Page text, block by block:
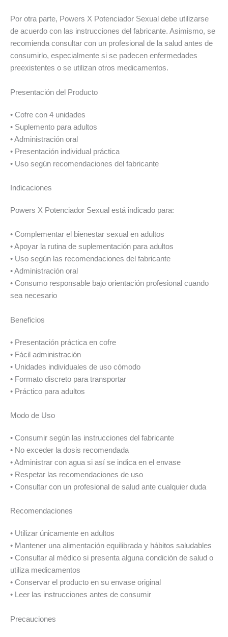
Por otra parte, Powers X Potenciador Sexual debe utilizarse
de acuerdo con las instrucciones del fabricante. Asimismo, se
recomienda consultar con un profesional de la salud antes de
consumirlo, especialmente si se padecen enfermedades
preexistentes o se utilizan otros medicamentos.
Presentación del Producto
• Cofre con 4 unidades
• Suplemento para adultos
• Administración oral
• Presentación individual práctica
• Uso según recomendaciones del fabricante
Indicaciones
Powers X Potenciador Sexual está indicado para:
• Complementar el bienestar sexual en adultos
• Apoyar la rutina de suplementación para adultos
• Uso según las recomendaciones del fabricante
• Administración oral
• Consumo responsable bajo orientación profesional cuando
sea necesario
Beneficios
• Presentación práctica en cofre
• Fácil administración
• Unidades individuales de uso cómodo
• Formato discreto para transportar
• Práctico para adultos
Modo de Uso
• Consumir según las instrucciones del fabricante
• No exceder la dosis recomendada
• Administrar con agua si así se indica en el envase
• Respetar las recomendaciones de uso
• Consultar con un profesional de salud ante cualquier duda
Recomendaciones
• Utilizar únicamente en adultos
• Mantener una alimentación equilibrada y hábitos saludables
• Consultar al médico si presenta alguna condición de salud o
utiliza medicamentos
• Conservar el producto en su envase original
• Leer las instrucciones antes de consumir
Precauciones